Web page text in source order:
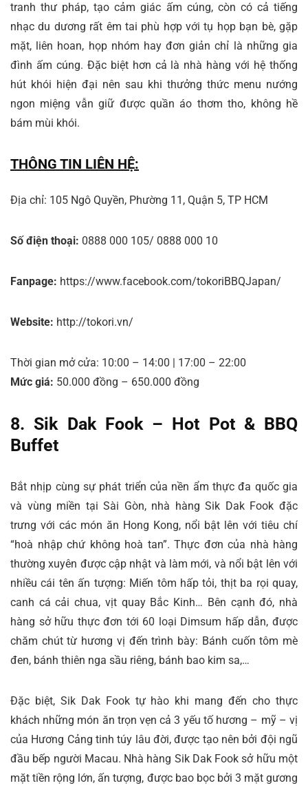
tranh thư pháp, tạo cảm giác ấm cúng, còn có cả tiếng
nhạc du dương rất êm tai phù hợp với tụ họp bạn bè, gặp
mặt, liên hoan, họp nhóm hay đơn giản chỉ là những gia
đình ấm cúng. Đặc biệt hơn cả là nhà hàng với hệ thống
hút khói hiện đại nên sau khi thưởng thức menu nướng
ngon miệng vẫn giữ được quần áo thơm tho, không hề
bám mùi khói.
THÔNG TIN LIÊN HỆ:
Địa chỉ: 105 Ngô Quyền, Phường 11, Quận 5, TP HCM
Số điện thoại: 0888 000 105/ 0888 000 10
Fanpage: https://www.facebook.com/tokoriBBQJapan/
Website: http://tokori.vn/
Thời gian mở cửa: 10:00 – 14:00 | 17:00 – 22:00
Mức giá: 50.000 đồng – 650.000 đồng
8. Sik Dak Fook – Hot Pot & BBQ
Buffet
Bắt nhịp cùng sự phát triển của nền ẩm thực đa quốc gia
và vùng miền tại Sài Gòn, nhà hàng Sik Dak Fook đặc
trưng với các món ăn Hong Kong, nổi bật lên với tiêu chí
“hoà nhập chứ không hoà tan”. Thực đơn của nhà hàng
thường xuyên được cập nhật và làm mới, và nổi bật lên với
nhiều cái tên ấn tượng: Miến tôm hấp tỏi, thịt ba rọi quay,
canh cá cải chua, vịt quay Bắc Kinh… Bên cạnh đó, nhà
hàng sở hữu thực đơn tới 60 loại Dimsum hấp dẫn, được
chăm chút từ hương vị đến trình bày: Bánh cuốn tôm mè
đen, bánh thiên nga sầu riêng, bánh bao kim sa,…
Đặc biệt, Sik Dak Fook tự hào khi mang đến cho thực
khách những món ăn trọn vẹn cả 3 yếu tố hương – mỹ – vị
của Hương Cảng tinh túy lâu đời, được tạo nên bởi đội ngũ
đầu bếp người Macau. Nhà hàng Sik Dak Fook sở hữu một
mặt tiền rộng lớn, ấn tượng, được bao bọc bởi 3 mặt gương